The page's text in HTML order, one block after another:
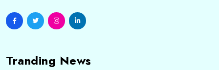
Tranding News